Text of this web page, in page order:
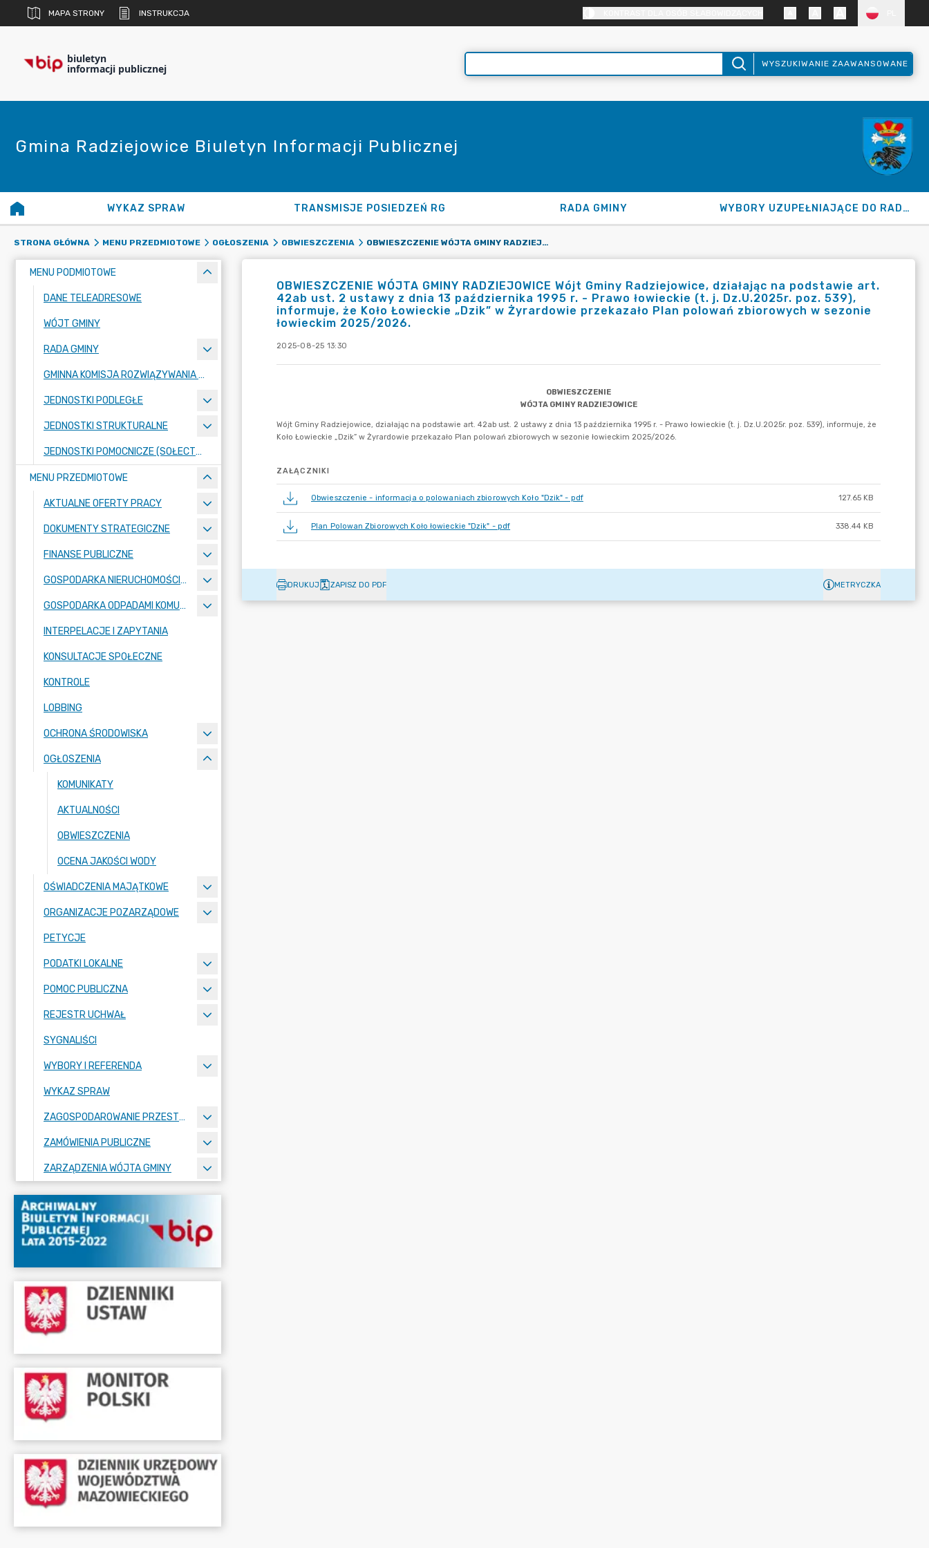
MAPA STRONY INSTRUKCJA
biuletyn
informacji publicznej WYSZUKIWANIE ZAAWANSOWANE
Gmina Radziejowice Biuletyn Informacji Publicznej
WYKAZ SPRAW TRANSMISJE POSIEDZEŃ RG RADA GMINY WYBORY UZUPEŁNIAJĄCE DO RADY GMINY 2026
STRONA GŁÓWNA MENU PRZEDMIOTOWE OGŁOSZENIA OBWIESZCZENIA OBWIESZCZENIE WÓJTA GMINY RADZIEJOWICE WÓJT GMINY RADZIEJOWICE, DZIAŁAJĄC NA PODSTAWIE ART. 42AB UST. 2 USTAWY Z DNIA 13 PAŹDZIERNIKA 1995 R. - PRAWO ŁOWIECKIE (T. J. DZ.U.2025R. POZ. 539), INFORMUJE, ŻE KOŁO ŁOWIECKIE „DZIK” W ŻYRARDOWIE PRZEKAZAŁO PLAN POLOWAŃ ZBIOROWYCH W SEZONIE ŁOWIECKIM 2025/2026.
MENU PODMIOTOWE
DANE TELEADRESOWE
WÓJT GMINY
RADA GMINY
GMINNA KOMISJA ROZWIĄZYWANIA PROBLEMÓW ALKOHOLOWYCH
JEDNOSTKI PODLEGŁE
JEDNOSTKI STRUKTURALNE
JEDNOSTKI POMOCNICZE (SOŁECTWA)
MENU PRZEDMIOTOWE
AKTUALNE OFERTY PRACY
DOKUMENTY STRATEGICZNE
FINANSE PUBLICZNE
GOSPODARKA NIERUCHOMOŚCIAMI
GOSPODARKA ODPADAMI KOMUNALNYMI
INTERPELACJE I ZAPYTANIA
KONSULTACJE SPOŁECZNE
KONTROLE
LOBBING
OCHRONA ŚRODOWISKA
OGŁOSZENIA
KOMUNIKATY
AKTUALNOŚCI
OBWIESZCZENIA
OCENA JAKOŚCI WODY
OŚWIADCZENIA MAJĄTKOWE
ORGANIZACJE POZARZĄDOWE
PETYCJE
PODATKI LOKALNE
POMOC PUBLICZNA
REJESTR UCHWAŁ
SYGNALIŚCI
WYBORY I REFERENDA
WYKAZ SPRAW
ZAGOSPODAROWANIE PRZESTRZENNE
ZAMÓWIENIA PUBLICZNE
ZARZĄDZENIA WÓJTA GMINY
OBWIESZCZENIE WÓJTA GMINY RADZIEJOWICE Wójt Gminy Radziejowice, działając na podstawie art.
42ab ust. 2 ustawy z dnia 13 października 1995 r. - Prawo łowieckie (t. j. Dz.U.2025r. poz. 539),
informuje, że Koło Łowieckie „Dzik” w Żyrardowie przekazało Plan polowań zbiorowych w sezonie
łowieckim 2025/2026.
2025-08-25 13:30
ZAŁĄCZNIKI
Obwieszczenie - informacja o polowaniach zbiorowych Koło "Dzik" - pdf 127.65 KB
Plan Polowan Zbiorowych Koło łowieckie "Dzik" - pdf 338.44 KB
DRUKUJ ZAPISZ DO PDF METRYCZKA